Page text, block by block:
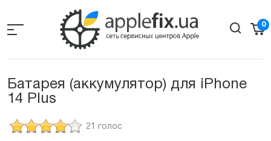
the
0
Батарея (аккумулятор) для iPhone
14 Plus
21 голос